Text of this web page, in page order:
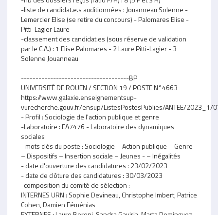
-liste de candidat.e.s auditionnées : Jouanneau Solenne -
Lemercier Elise (se retire du concours) - Palomares Elise -
Pitti-Lagier Laure
-classement des candidat.es (sous réserve de validation
par le C.A.) : 1 Elise Palomares - 2 Laure Pitti-Lagier - 3
Solenne Jouanneau
-------------------------------------BP
UNIVERSITÉ DE ROUEN / SECTION 19 / POSTE N°4663
https://www.galaxie.enseignementsup-
vurecherche.gouv.fr/ensup/ListesPostesPublies/ANTEE/2023_1/
- Profil : Sociologie de l'action publique et genre
-Laboratoire : EA7476 - Laboratoire des dynamiques
sociales
- mots clés du poste : Sociologie – Action publique – Genre
– Dispositifs – Insertion sociale – Jeunes - – Inégalités
- date d'ouverture des candidatures : 23/02/2023
- date de clôture des candidatures : 30/03/2023
-composition du comité de sélection :
INTERNES URN : Sophie Devineau, Christophe Imbert, Patrice
Cohen, Damien Féménias